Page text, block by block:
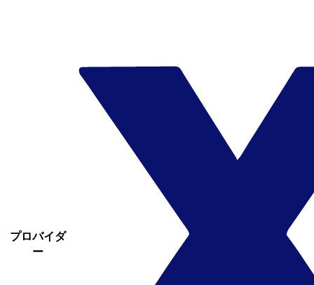
プロバイダ
ー